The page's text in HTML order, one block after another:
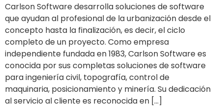
Carlson Software desarrolla soluciones de software
que ayudan al profesional de la urbanización desde el
concepto hasta la finalización, es decir, el ciclo
completo de un proyecto. Como empresa
independiente fundada en 1983, Carlson Software es
conocida por sus completas soluciones de software
para ingeniería civil, topografía, control de
maquinaria, posicionamiento y minería. Su dedicación
al servicio al cliente es reconocida en [...]